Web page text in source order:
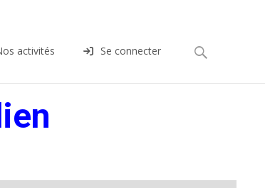
activités Se connecter Rechercher :